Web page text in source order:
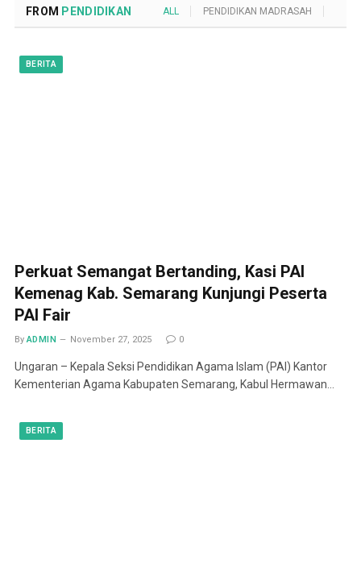
FROM PENDIDIKAN ALL PENDIDIKAN MADRASAH
BERITA
Perkuat Semangat Bertanding, Kasi PAI
Kemenag Kab. Semarang Kunjungi Peserta
PAI Fair
By ADMIN November 27, 2025 0
Ungaran – Kepala Seksi Pendidikan Agama Islam (PAI) Kantor
Kementerian Agama Kabupaten Semarang, Kabul Hermawan…
BERITA